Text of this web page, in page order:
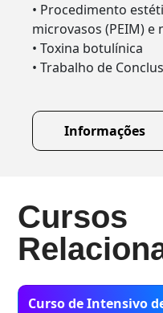
• Procedimento
microvasos (PEIM) e
• Toxina botulínica
• Trabalho de
Informações
Cursos
Curso de Intensivo